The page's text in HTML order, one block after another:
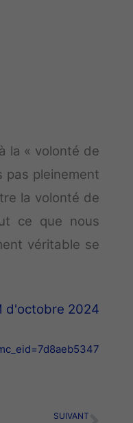
la « volonté de
pas pleinement
la volonté de
ce que nous
véritable se
d'octobre 2024
SUIVANT